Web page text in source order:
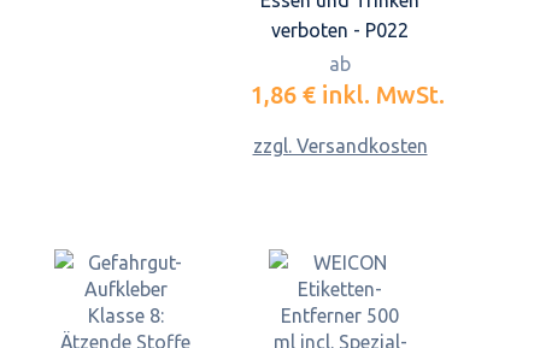
verboten - P022
ab
1,86 € inkl. MwSt.
zzgl. Versandkosten